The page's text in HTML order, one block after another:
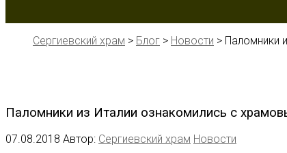
Сергиевский храм > Блог > Новости > Паломники
Паломники из Италии ознакомились с
07.08.2018 Автор: Сергиевский храм Новости